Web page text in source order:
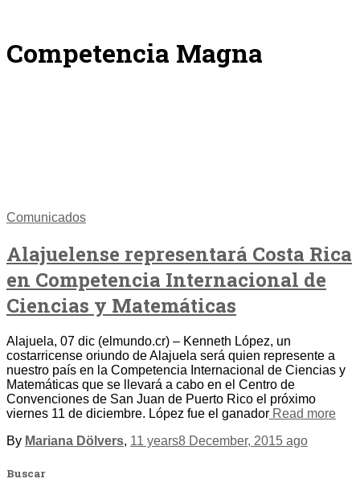
Competencia Magna
Comunicados
Alajuelense representará Costa Rica
en Competencia Internacional de
Ciencias y Matemáticas
Alajuela, 07 dic (elmundo.cr) – Kenneth López, un
costarricense oriundo de Alajuela será quien represente a
nuestro país en la Competencia Internacional de Ciencias y
Matemáticas que se llevará a cabo en el Centro de
Convenciones de San Juan de Puerto Rico el próximo
viernes 11 de diciembre. López fue el ganador Read more
By Mariana Dölvers, 11 years8 December, 2015 ago
Buscar